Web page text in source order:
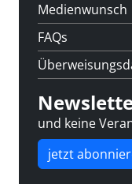
Medienwunsch
FAQs
und keine
jetzt